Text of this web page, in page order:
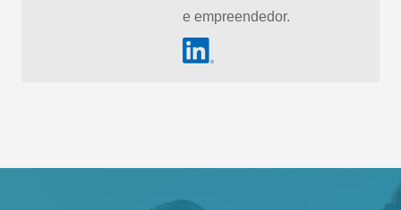
e empreendedor.